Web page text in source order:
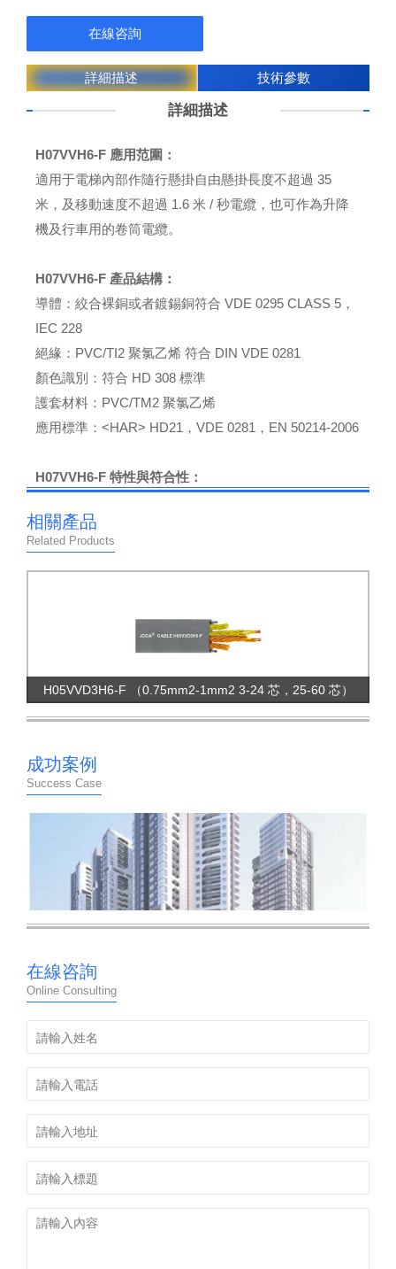
在線咨詢
詳細描述 技術參數
詳細描述
H07VVH6-F 應用范圍：
適用于電梯內部作隨行懸掛自由懸掛長度不超過 35
米，及移動速度不超過 1.6 米 / 秒電纜，也可作為升降
機及行車用的卷筒電纜。
H07VVH6-F 產品結構：
導體：絞合裸銅或者鍍錫銅符合 VDE 0295 CLASS 5，
IEC 228
絕緣：PVC/TI2 聚氯乙烯 符合 DIN VDE 0281
顏色識別：符合 HD 308 標準
護套材料：PVC/TM2 聚氯乙烯
應用標準：<HAR> HD21，VDE 0281，EN 50214-2006
H07VVH6-F 特性與符合性：
良好的耐油性、耐寒性、耐潮性
優異的耐磨性、承受較大的機械應力
符合認證：RoHS CE
額定電壓：450/750V
測試電壓：絕緣厚度≤ 0.6:1500V，絕緣厚度＞
0.6:2500V，
成品測試：2500V
電纜敷設安裝允許彎曲半徑應不小于電纜小邊的 6 倍。
溫度范圍：-15 至 +70℃
阻燃測試：通過 VDE0472 804 部分 B 類實驗和
相關產品
Related Products
H05VVD3H6-F （0.75mm2-1mm2 3-24 芯，25-60 芯）
成功案例
Success Case
在線咨詢
Online Consulting